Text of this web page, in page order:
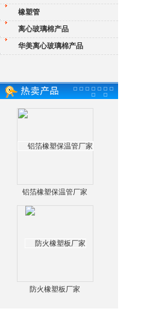
橡塑管
离心玻璃棉产品
华美离心玻璃棉产品
铝箔橡塑保温管厂家
防火橡塑板厂家